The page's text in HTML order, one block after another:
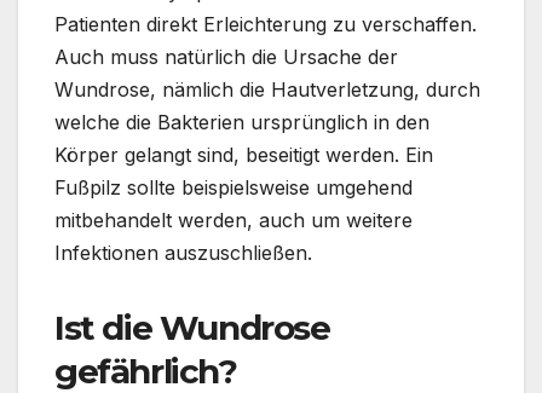
Patienten direkt Erleichterung zu verschaffen.
Auch muss natürlich die Ursache der
Wundrose, nämlich die Hautverletzung, durch
welche die Bakterien ursprünglich in den
Körper gelangt sind, beseitigt werden. Ein
Fußpilz sollte beispielsweise umgehend
mitbehandelt werden, auch um weitere
Infektionen auszuschließen.
Ist die Wundrose
gefährlich?